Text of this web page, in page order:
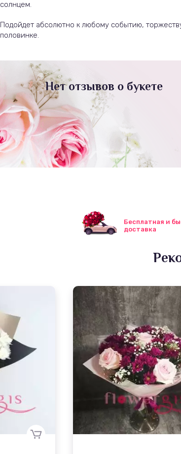
солнцем.
Подойдет абсолютно к любому событию,
половинке.
Нет отзывов о букете
Бесплатная и
доставка